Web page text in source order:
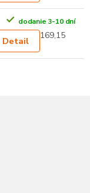
dodanie 3-10 dní
Detail 169,15